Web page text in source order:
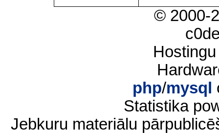
© 2000-
php/mysql
Statistika
Jebkuru materiālu